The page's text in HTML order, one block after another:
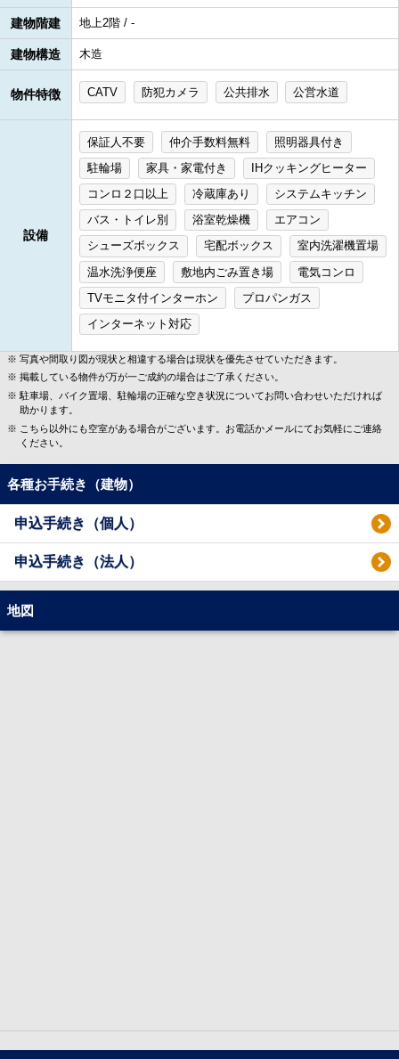
建物階建 地上2階 / -
建物構造 木造
物件特徴 CATV 防犯カメラ 公共排水 公営水道
設備
保証人不要 仲介手数料無料
照明器具付き
駐輪場
家具・家電付き
IHクッキングヒーター
コンロ２口以上
冷蔵庫あり
システムキッチン
バス・トイレ別
浴室乾燥機
エアコン
シューズボックス
宅配ボックス
室内洗濯機置場
温水洗浄便座
敷地内ごみ置き場
電気コンロ
TVモニタ付インターホン
プロパンガス
インターネット対応
写真や間取り図が現状と相違する場合は現状を優先させていただきます。
掲載している物件が万が一ご成約の場合はご了承ください。
駐車場、バイク置場、駐輪場の正確な空き状況についてお問い合わせいただければ
助かります。
こちら以外にも空室がある場合がございます。お電話かメールにてお気軽にご連絡
ください。
各種お手続き（建物）
申込手続き（個人）
申込手続き（法人）
地図